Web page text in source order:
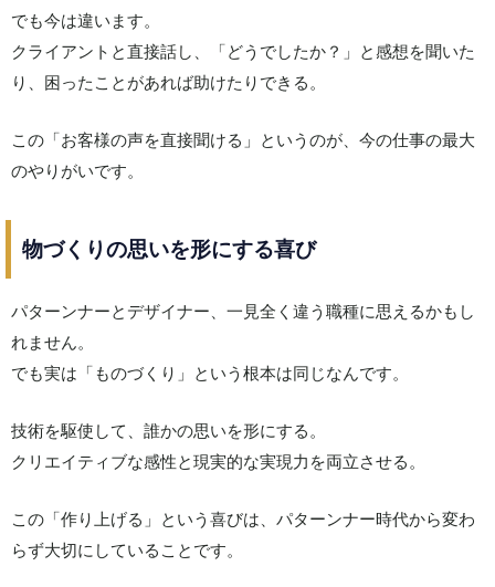
でも今は違います。
クライアントと直接話し、「どうでしたか？」と感想を聞いた
り、困ったことがあれば助けたりできる。
この「お客様の声を直接聞ける」というのが、今の仕事の最大
のやりがいです。
物づくりの思いを形にする喜び
パターンナーとデザイナー、一見全く違う職種に思えるかもし
れません。
でも実は「ものづくり」という根本は同じなんです。
技術を駆使して、誰かの思いを形にする。
クリエイティブな感性と現実的な実現力を両立させる。
この「作り上げる」という喜びは、パターンナー時代から変わ
らず大切にしていることです。